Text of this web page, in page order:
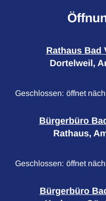
Rathaus Bad
Dortelweil,
Klicken, um weitere
Geschlossen: öffnet
Bürgerbüro
Rathaus,
Klicken, um weitere
Geschlossen: öffnet
Bürgerbüro